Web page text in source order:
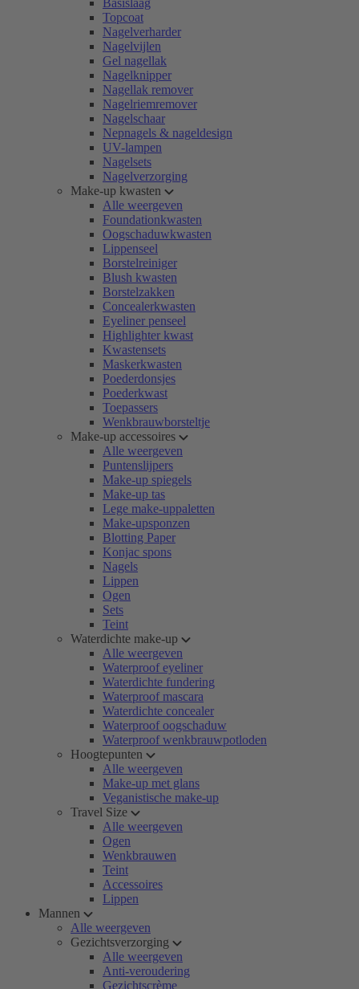
Basislaag
Topcoat
Nagelverharder
Nagelvijlen
Gel nagellak
Nagelknipper
Nagellak remover
Nagelriemremover
Nagelschaar
Nepnagels & nageldesign
UV-lampen
Nagelsets
Nagelverzorging
Make-up kwasten
Alle weergeven
Foundationkwasten
Oogschaduwkwasten
Lippenseel
Borstelreiniger
Blush kwasten
Borstelzakken
Concealerkwasten
Eyeliner penseel
Highlighter kwast
Kwastensets
Maskerkwasten
Poederdonsjes
Poederkwast
Toepassers
Wenkbrauwborsteltje
Make-up accessoires
Alle weergeven
Puntenslijpers
Make-up spiegels
Make-up tas
Lege make-uppaletten
Make-upsponzen
Blotting Paper
Konjac spons
Nagels
Lippen
Ogen
Sets
Teint
Waterdichte make-up
Alle weergeven
Waterproof eyeliner
Waterdichte fundering
Waterproof mascara
Waterdichte concealer
Waterproof oogschaduw
Waterproof wenkbrauwpotloden
Hoogtepunten
Alle weergeven
Make-up met glans
Veganistische make-up
Travel Size
Alle weergeven
Ogen
Wenkbrauwen
Teint
Accessoires
Lippen
Mannen
Alle weergeven
Gezichtsverzorging
Alle weergeven
Anti-veroudering
Gezichtscrème